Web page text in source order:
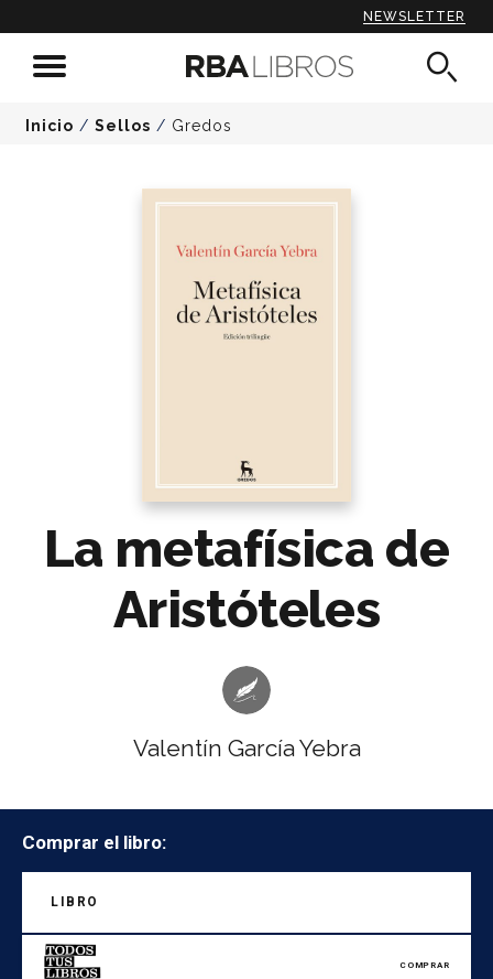
NEWSLETTER
Inicio / Sellos / Gredos
La metafísica de
Aristóteles
Valentín García Yebra
Comprar el libro:
LIBRO
COMPRAR